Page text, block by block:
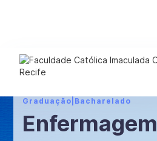
Graduação Bacharelado
Enfermagem